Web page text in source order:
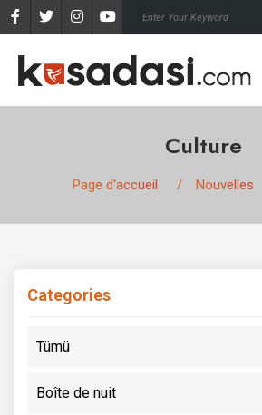
Culture
Page d'accueil Nouvelles
Categories
Tümü
Boîte de nuit